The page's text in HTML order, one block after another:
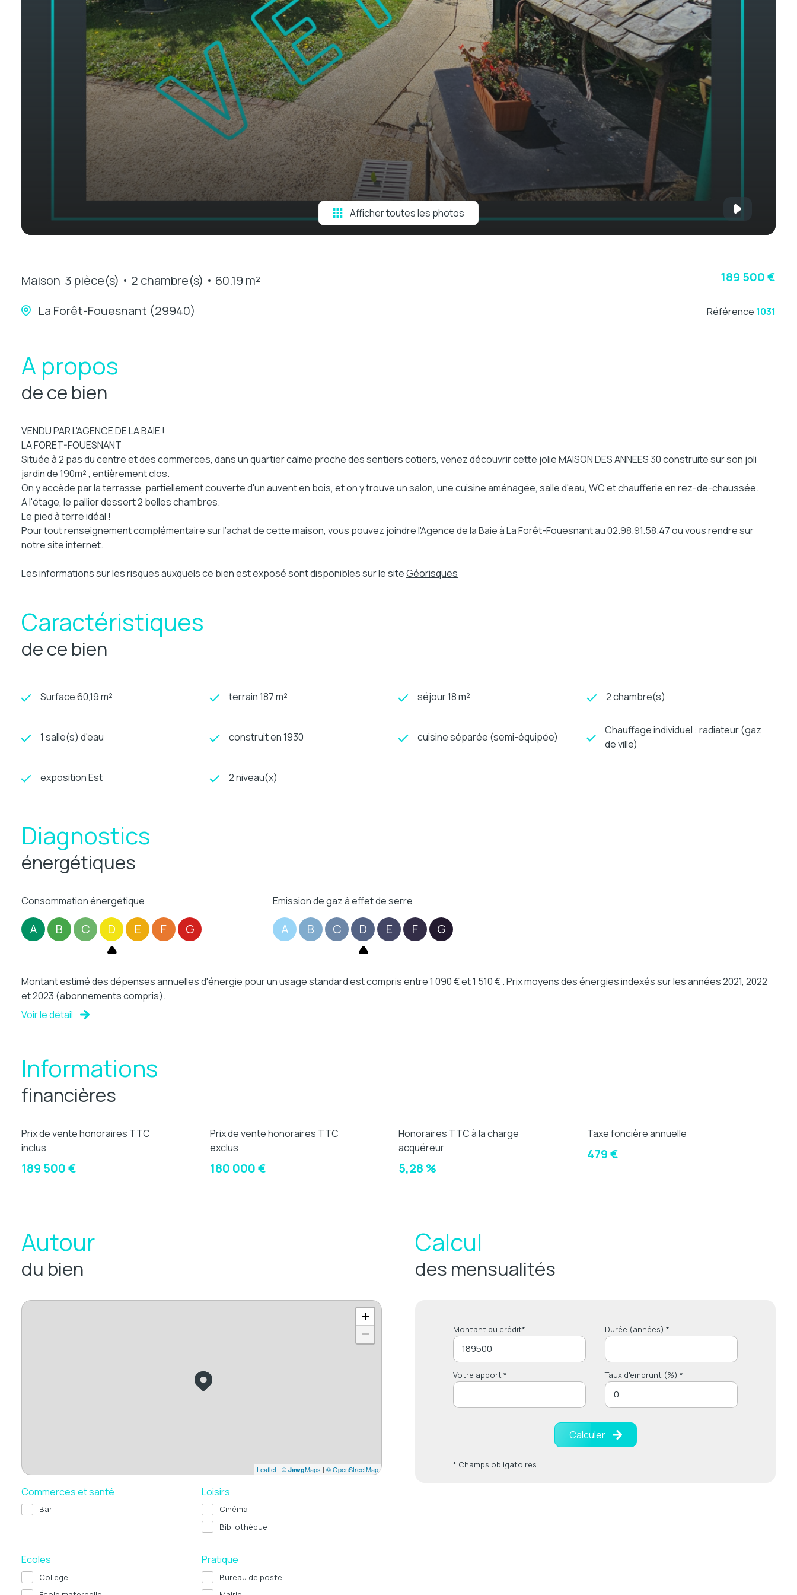
Afficher toutes les photos
Maison 3 pièce(s) 2 chambre(s)
60.19 m²
La Forêt-Fouesnant (29940)
189 500 €
Référence 1031
A propos
de ce bien
VENDU PAR L'AGENCE DE LA BAIE !
LA FORET-FOUESNANT
Située à 2 pas du centre et des commerces, dans un quartier calme proche des sentiers cotiers, venez découvrir cette jolie MAISON DES ANNEES 30 construite sur son joli
jardin de 190m² , entièrement clos.
On y accède par la terrasse, partiellement couverte d'un auvent en bois, et on y trouve un salon, une cuisine aménagée, salle d'eau, WC et chaufferie en rez-de-chaussée.
A l'étage, le pallier dessert 2 belles chambres.
Le pied à terre idéal !
Pour tout renseignement complémentaire sur l’achat de cette maison, vous pouvez joindre l'Agence de la Baie à La Forêt-Fouesnant au 02.98.91.58.47 ou vous rendre sur
notre site internet.
Les informations sur les risques auxquels ce bien est exposé sont disponibles sur le siteGéorisques
Caractéristiques
de ce bien
Surface 60,19 m² terrain 187 m² séjour 18 m² 2 chambre(s)
1 salle(s) d'eau construit en 1930 cuisine séparée (semi-équipée)
Chauffage individuel : radiateur (gaz
de ville)
exposition Est 2 niveau(x)
Diagnostics
énergétiques
Consommation énergétique
A B C D E F G
Emission de gaz à effet de serre
A B C D E F G
Montant estimé des dépenses annuelles d'énergie pour un usage standard est compris entre 1 090 € et 1 510 € . Prix moyens des énergies indexés sur les années 2021, 2022
et 2023 (abonnements compris).
Voir le détail
Informations
financières
Prix de vente honoraires TTC
inclus
189 500 €
Prix de vente honoraires TTC
exclus
180 000 €
Honoraires TTC à la charge
acquéreur
5,28 %
Taxe foncière annuelle
479 €
Autour
du bien
+
−
Leaflet | © JawgMaps | © OpenStreetMap
Commerces et santé
Bar
Loisirs
Cinéma
Bibliothèque
Ecoles
Collège
Pratique
Bureau de poste
Calcul
des mensualités
Montant du crédit* Durée (années) *
Votre apport * Taux d'emprunt (%) *
Calculer
* Champs obligatoires